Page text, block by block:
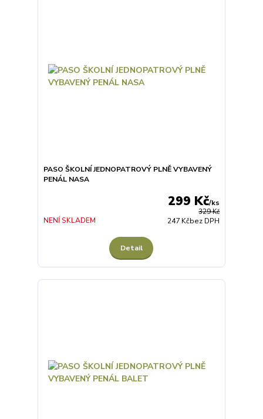
PASO ŠKOLNÍ JEDNOPATROVÝ PLNĚ VYBAVENÝ
PENÁL NASA
329 Kč
299 Kč/ks
247 Kčbez DPH
NENÍ SKLADEM
Detail